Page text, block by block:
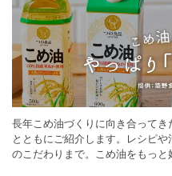
長年こめ油づくりに向き合って
とともにご紹介します。レシピ
のこだわりまで。こめ油をもっ